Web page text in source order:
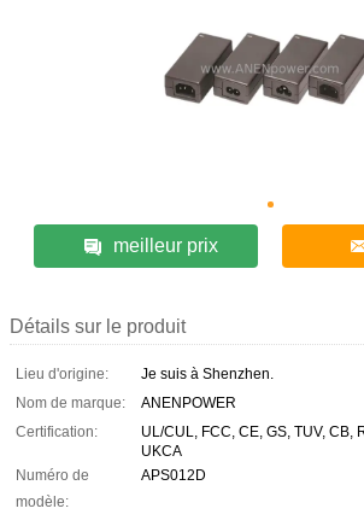
meilleur prix
Détails sur le produit
Lieu d'origine:
Je suis à Shenzhen.
Nom de marque:
ANENPOWER
Certification:
UL/CUL, FCC, CE, GS, TUV, CB,
UKCA
Numéro de
modèle:
APS012D